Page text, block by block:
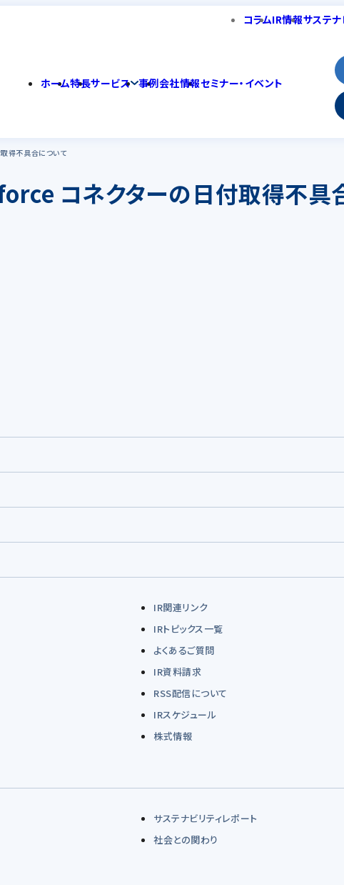
コラムIR情報サステナ
ホーム特長サービス 事例会社情報セミナー・イベント
得不具合について
コネクターの日付取得不具
IR関連リンク
IRトピックス一覧
よくあるご質問
IR資料請求
RSS配信について
IRスケジュール
株式情報
サステナビリティレポート
社会との関わり